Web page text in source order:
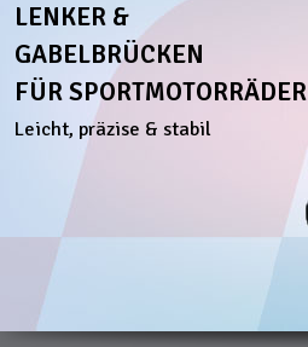
LENKER &
GABELBRÜCKEN
FÜR SPORTMOTORRÄDER
Leicht, präzise & stabil